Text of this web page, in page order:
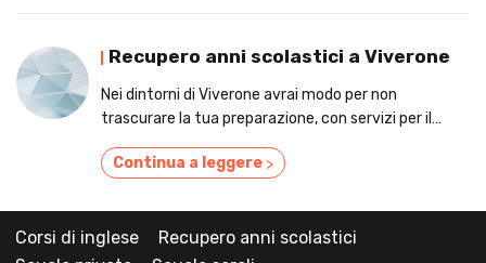
Recupero anni scolastici a Viverone
Nei dintorni di Viverone avrai modo per non
trascurare la tua preparazione, con servizi per il
Continua a leggere >
Corsi di inglese
Recupero anni scolastici